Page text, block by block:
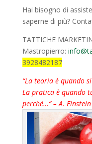
Hai bisogno di
saperne di più?
TATTICHE
Mastropierro:
3928482187
“La teoria è quando
La pratica è quando
perché…“ – A. Einstein